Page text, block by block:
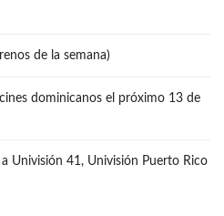
de la semana)
cines dominicanos el próximo 13 de
a Univisión 41, Univisión Puerto Rico